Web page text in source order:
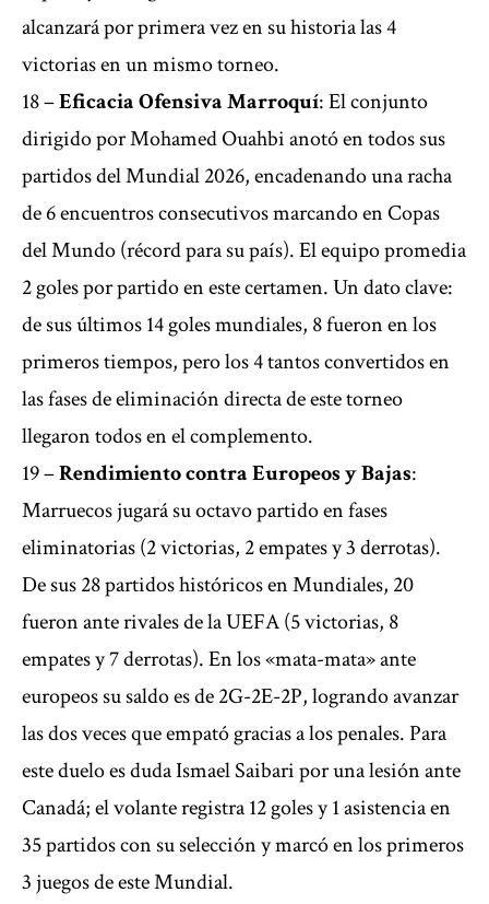
alcanzará por primera vez en su historia las 4
victorias en un mismo torneo.
18 –Eficacia Ofensiva Marroquí: El conjunto
dirigido por Mohamed Ouahbi anotó en todos sus
partidos del Mundial 2026, encadenando una racha
de 6 encuentros consecutivos marcando en Copas
del Mundo (récord para su país). El equipo promedia
2 goles por partido en este certamen. Un dato clave:
de sus últimos 14 goles mundiales, 8 fueron en los
primeros tiempos, pero los 4 tantos convertidos en
las fases de eliminación directa de este torneo
llegaron todos en el complemento.
19 –Rendimiento contra Europeos y Bajas:
Marruecos jugará su octavo partido en fases
eliminatorias (2 victorias, 2 empates y 3 derrotas).
De sus 28 partidos históricos en Mundiales, 20
fueron ante rivales de la UEFA (5 victorias, 8
empates y 7 derrotas). En los «mata-mata» ante
europeos su saldo es de 2G-2E-2P, logrando avanzar
las dos veces que empató gracias a los penales. Para
este duelo es duda Ismael Saibari por una lesión ante
Canadá; el volante registra 12 goles y 1 asistencia en
35 partidos con su selección y marcó en los primeros
3 juegos de este Mundial.